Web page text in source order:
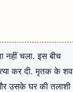
नहीं चला. इस बीच
कर दी. मृतक के शव
और उसके घर की तलाशी